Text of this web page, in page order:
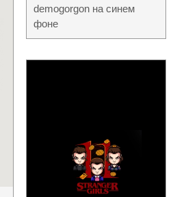
demogorgon на синем
фоне